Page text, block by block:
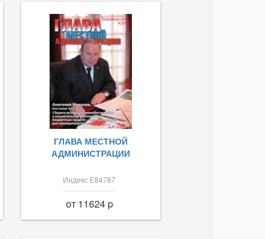
ГЛАВА МЕСТНОЙ
АДМИНИСТРАЦИИ
Индекс Е84787
от 11624 p